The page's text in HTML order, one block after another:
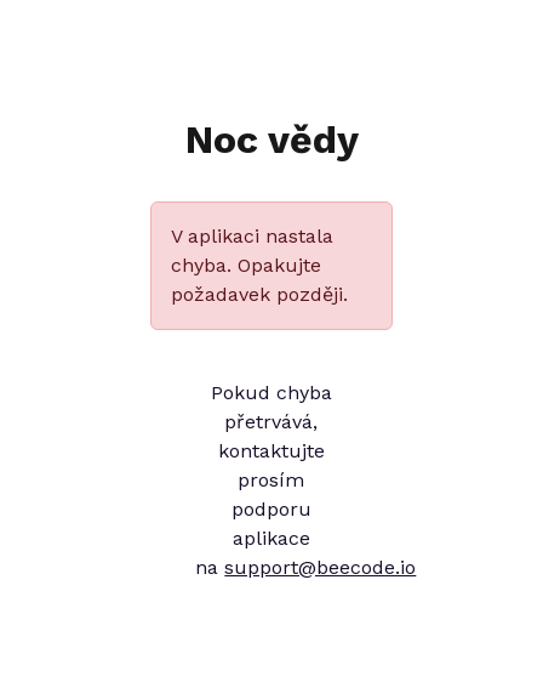
Noc vědy
V aplikaci nastala
chyba. Opakujte
požadavek později.
Pokud chyba
přetrvává,
kontaktujte
prosím
podporu
aplikace
nasupport@beecode.io